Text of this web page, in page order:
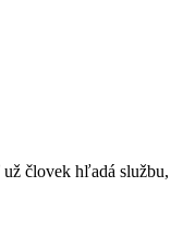
človek hľadá službu,